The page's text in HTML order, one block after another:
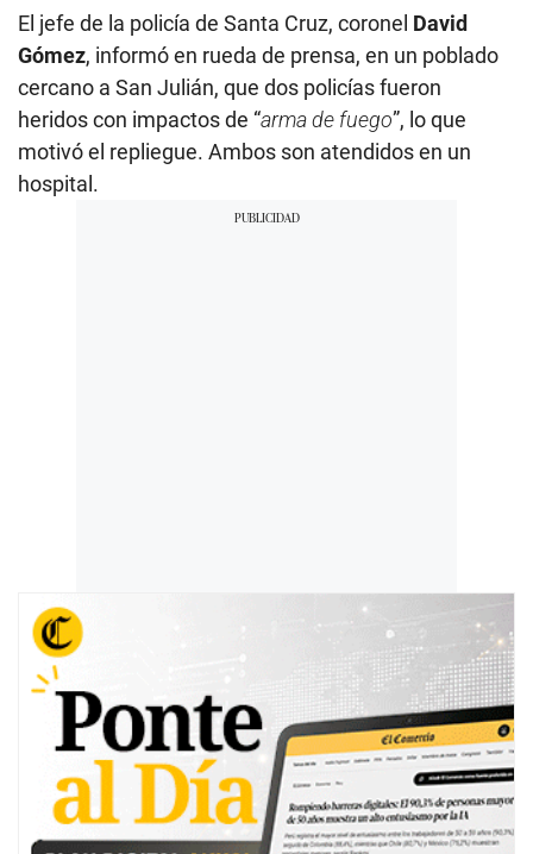
El jefe de la policía de Santa Cruz, coronel David
Gómez, informó en rueda de prensa, en un poblado
cercano a San Julián, que dos policías fueron
heridos con impactos de “arma de fuego”, lo que
motivó el repliegue. Ambos son atendidos en un
hospital.